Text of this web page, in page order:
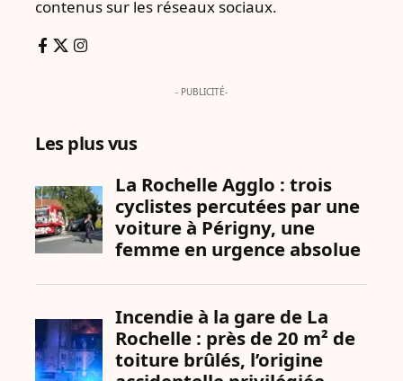
contenus sur les réseaux sociaux.
- PUBLICITÉ-
Les plus vus